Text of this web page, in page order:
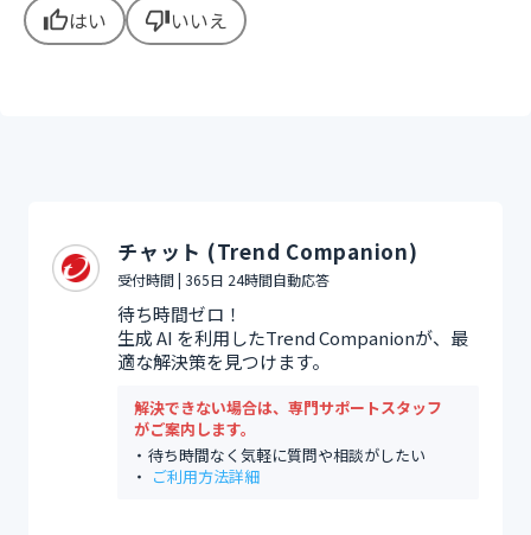
thumb_upはい thumb_downいいえ
チャット (Trend Companion)
受付時間 | 365日 24時間自動応答
待ち時間ゼロ！
生成 AI を利用したTrend Companionが、最
適な解決策を見つけます。
解決できない場合は、専門サポートスタッフ
がご案内します。
待ち時間なく気軽に質問や相談がしたい
ご利用方法詳細